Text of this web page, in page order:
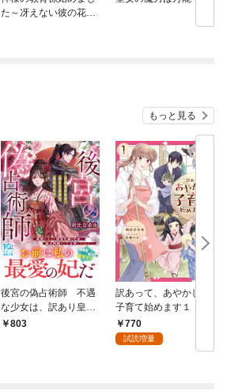
た～冴えない彼の花嫁
もっと見る
後宮の偽占術師 不遇
な少女は、訳あり皇帝
の寵妃となる
803
訳あって、あやかしの
子育て始めます１
770
試読増量